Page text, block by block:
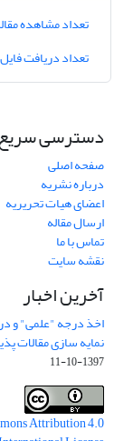
تعداد مشاهده
تعداد دریافت
دسترسی
صفحه اصلی
درباره نشریه
اعضای هیات تحریریه
ارسال مقاله
تماس با ما
نقشه سایت
آخرین اخبار
اخذ درجه "علمی" و
نمایه سازی مقالات
1397-10-11
Attribution 4.0